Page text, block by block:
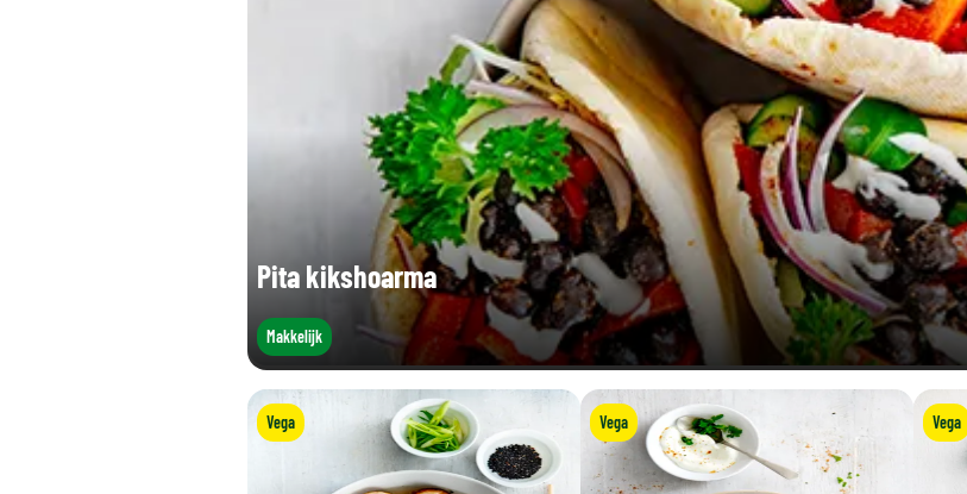
Pita kikshoarma
Makkelijk
Vega Vega Vega